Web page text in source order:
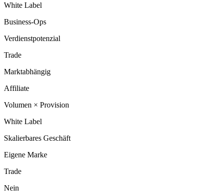
White Label
Business-Ops
Verdienstpotenzial
Trade
Marktabhängig
Affiliate
Volumen × Provision
White Label
Skalierbares Geschäft
Eigene Marke
Trade
Nein